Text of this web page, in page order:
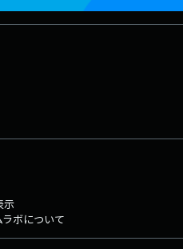
示
ボについて